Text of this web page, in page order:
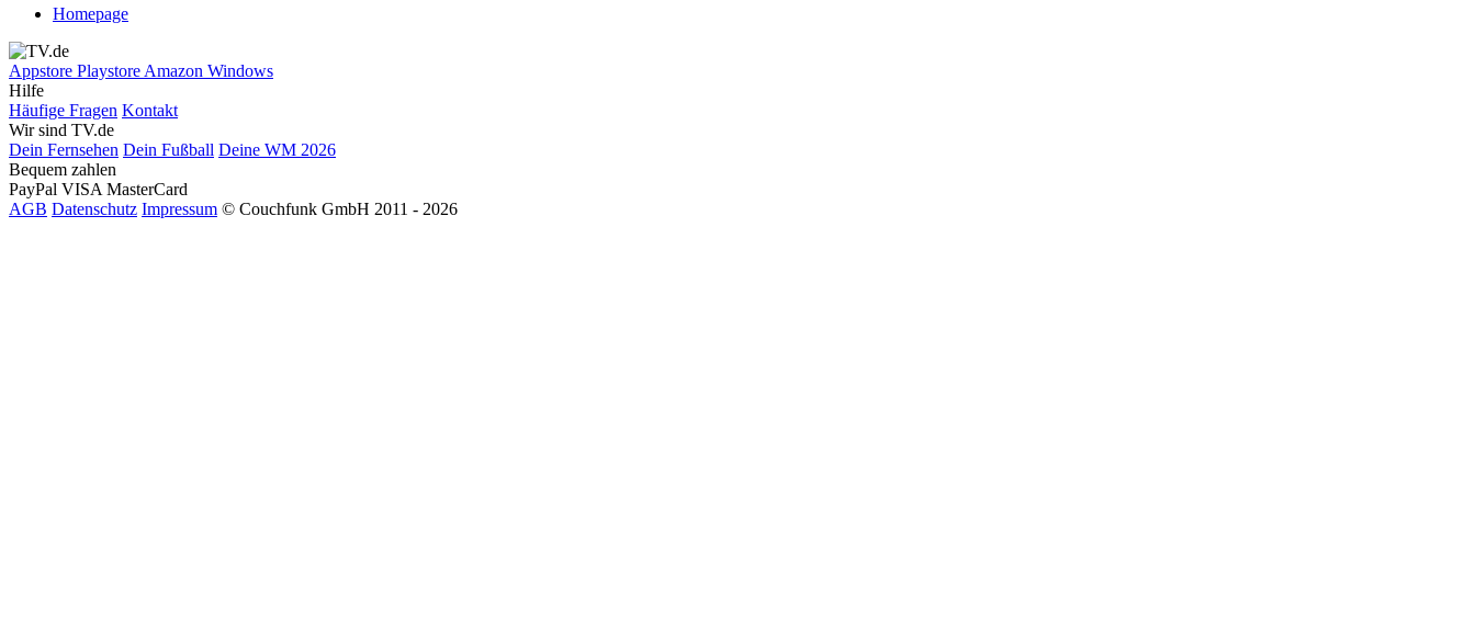
Homepage
Appstore Playstore Amazon Windows
Hilfe
Häufige Fragen Kontakt
Wir sind TV.de
Dein Fernsehen Dein Fußball Deine WM 2026
Bequem zahlen
PayPal VISA MasterCard
AGB Datenschutz Impressum © Couchfunk GmbH 2011 - 2026